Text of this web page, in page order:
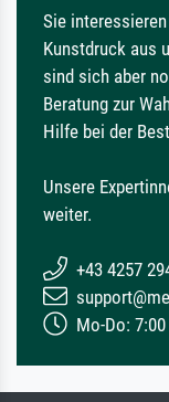
Sie
Kunstdruck aus
sind sich aber
Beratung zur
Hilfe bei der
Unsere
weiter.
+43 4257
Mo-Do: